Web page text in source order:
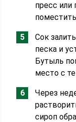
пресс или
Сок
песка и
Бутыль
место с
Через
сироп